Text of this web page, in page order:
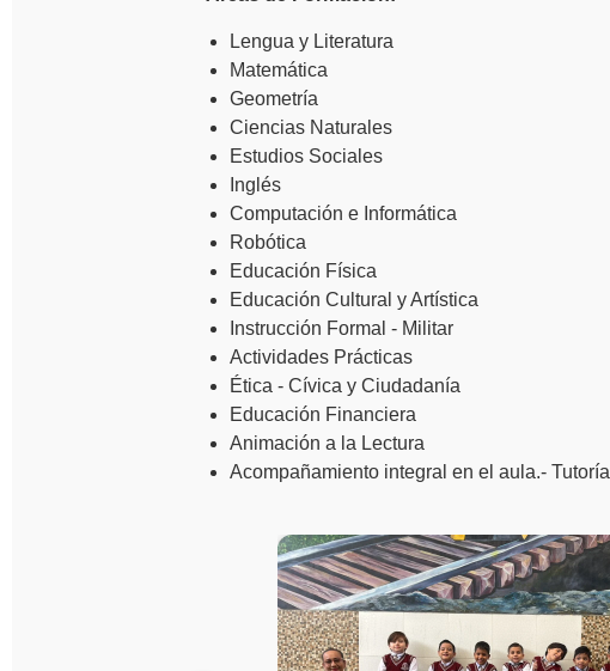
Lengua y Literatura
Matemática
Geometría
Ciencias Naturales
Estudios Sociales
Inglés
Computación e Informática
Robótica
Educación Física
Educación Cultural y Artística
Instrucción Formal - Militar
Actividades Prácticas
Ética - Cívica y Ciudadanía
Educación Financiera
Animación a la Lectura
Acompañamiento integral en el aula.- Tutoría